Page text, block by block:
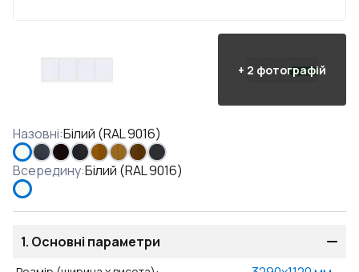
+ 2 фотографій
Назовні:Білий (RAL 9016)
Всередину:Білий (RAL 9016)
1. Основні параметри